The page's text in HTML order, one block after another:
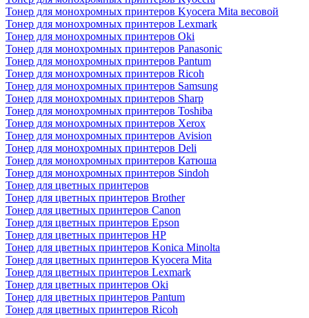
Тонер для монохромных принтеров Kyocera Mita весовой
Тонер для монохромных принтеров Lexmark
Тонер для монохромных принтеров Oki
Тонер для монохромных принтеров Panasonic
Тонер для монохромных принтеров Pantum
Тонер для монохромных принтеров Ricoh
Тонер для монохромных принтеров Samsung
Тонер для монохромных принтеров Sharp
Тонер для монохромных принтеров Toshiba
Тонер для монохромных принтеров Xerox
Тонер для монохромных принтеров Avision
Тонер для монохромных принтеров Deli
Тонер для монохромных принтеров Катюша
Тонер для монохромных принтеров Sindoh
Тонер для цветных принтеров
Тонер для цветных принтеров Brother
Тонер для цветных принтеров Canon
Тонер для цветных принтеров Epson
Тонер для цветных принтеров HP
Тонер для цветных принтеров Konica Minolta
Тонер для цветных принтеров Kyocera Mita
Тонер для цветных принтеров Lexmark
Тонер для цветных принтеров Oki
Тонер для цветных принтеров Pantum
Тонер для цветных принтеров Ricoh